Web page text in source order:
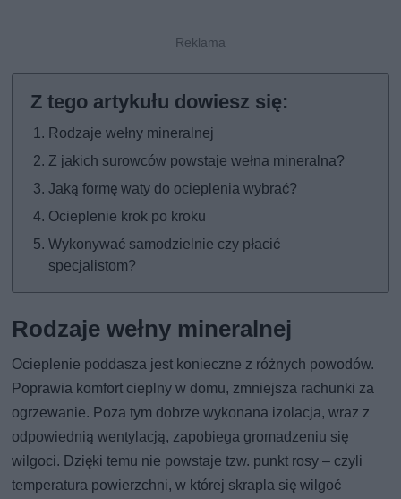
Rodzaje wełny mineralnej
Z jakich surowców powstaje wełna mineralna?
Jaką formę waty do ocieplenia wybrać?
Ocieplenie krok po kroku
Wykonywać samodzielnie czy płacić
specjalistom?
Rodzaje wełny mineralnej
Ocieplenie poddasza jest konieczne z różnych powodów.
Poprawia komfort cieplny w domu, zmniejsza rachunki za
ogrzewanie. Poza tym dobrze wykonana izolacja, wraz z
odpowiednią wentylacją, zapobiega gromadzeniu się
wilgoci. Dzięki temu nie powstaje tzw. punkt rosy – czyli
temperatura powierzchni, w której skrapla się wilgoć